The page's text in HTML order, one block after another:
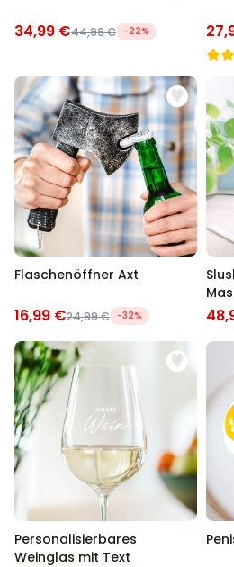
34,99 €44,99 € -22%
Flaschenöffner Axt
16,99 €24,99 € -32%
Personalisierbares
Weinglas mit Text